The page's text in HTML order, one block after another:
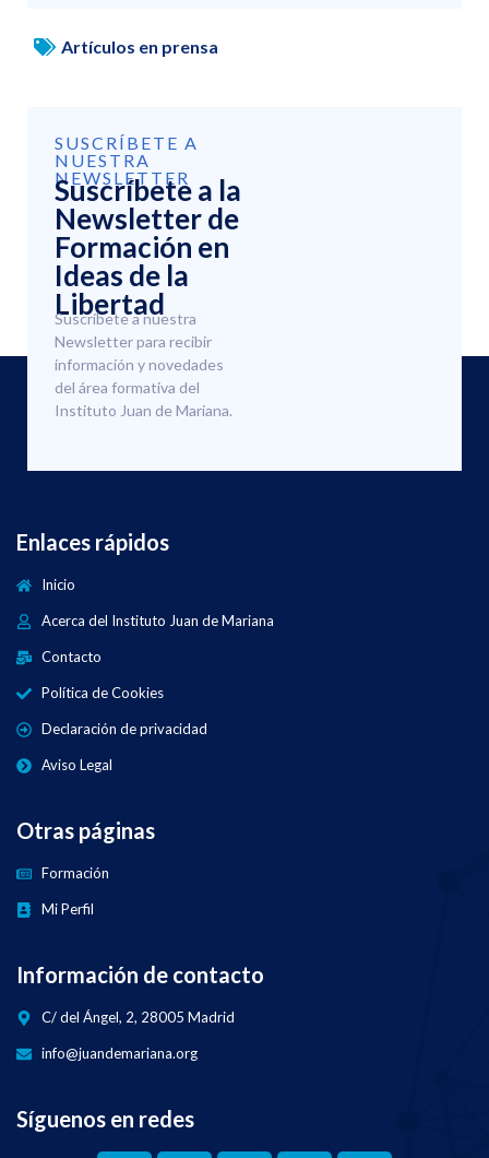
Artículos en prensa
SUSCRÍBETE A
NUESTRA
NEWSLETTER
Suscríbete a la
Newsletter de
Formación en
Ideas de la
Libertad
Suscríbete a nuestra
Newsletter para recibir
información y novedades
del área formativa del
Instituto Juan de Mariana.
Enlaces rápidos
Inicio
Acerca del Instituto Juan de Mariana
Contacto
Política de Cookies
Declaración de privacidad
Aviso Legal
Otras páginas
Formación
Mi Perfil
Información de contacto
C/ del Ángel, 2, 28005 Madrid
info@juandemariana.org
Síguenos en redes